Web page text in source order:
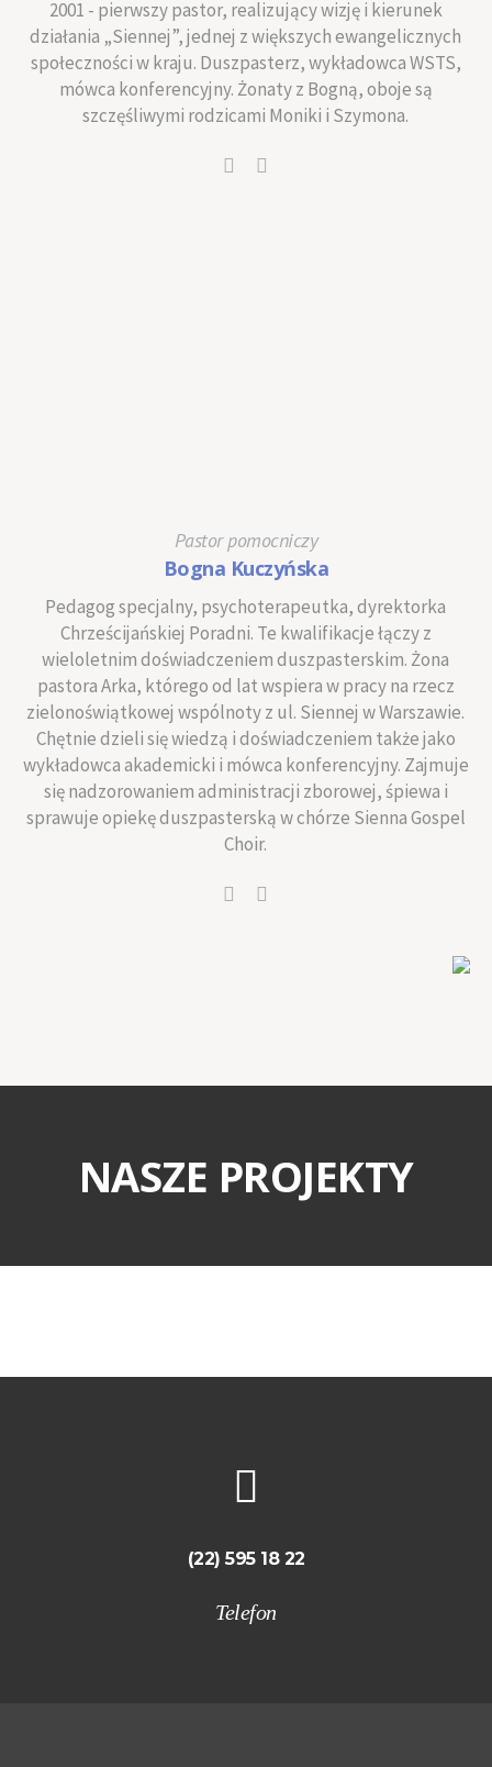
2001 - pierwszy pastor, realizujący wizję i kierunek
działania „Siennej”, jednej z większych ewangelicznych
społeczności w kraju. Duszpasterz, wykładowca WSTS,
mówca konferencyjny. Żonaty z Bogną, oboje są
szczęśliwymi rodzicami Moniki i Szymona.
Pastor pomocniczy
Bogna Kuczyńska
Pedagog specjalny, psychoterapeutka, dyrektorka
Chrześcijańskiej Poradni. Te kwalifikacje łączy z
wieloletnim doświadczeniem duszpasterskim. Żona
pastora Arka, którego od lat wspiera w pracy na rzecz
zielonoświątkowej wspólnoty z ul. Siennej w Warszawie.
Chętnie dzieli się wiedzą i doświadczeniem także jako
wykładowca akademicki i mówca konferencyjny. Zajmuje
się nadzorowaniem administracji zborowej, śpiewa i
sprawuje opiekę duszpasterską w chórze Sienna Gospel
Choir.
NASZE PROJEKTY
(22) 595 18 22
Telefon